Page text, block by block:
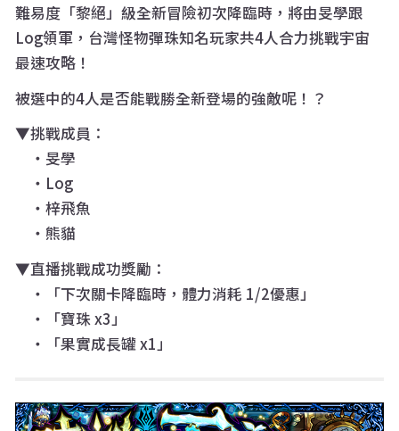
難易度「黎絕」級全新冒險初次降臨時，將由旻學跟
Log領軍，台灣怪物彈珠知名玩家共4人合力挑戰宇宙
最速攻略！
被選中的4人是否能戰勝全新登場的強敵呢！？
▼挑戰成員：
・旻學
・Log
・梓飛魚
・熊貓
▼直播挑戰成功獎勵：
・「下次關卡降臨時，體力消耗 1/2優惠」
・「寶珠 x3」
・「果實成長罐 x1」